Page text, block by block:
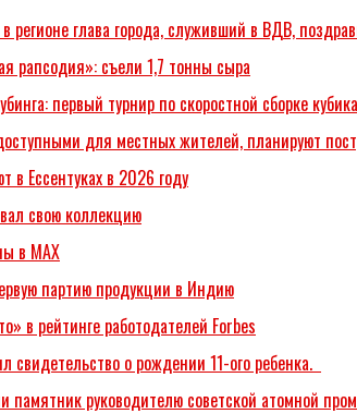
регионе глава города, служивший в ВДВ,
рапсодия»: съели 1,7 тонны сыра
первый турнир по скоростной сборке
для местных жителей, планируют
в Ессентуках в 2026 году
свою коллекцию
в МАХ
партию продукции в Индию
в рейтинге работодателей Forbes
свидетельство о рождении 11-ого ребенка.
памятник руководителю советской атомной